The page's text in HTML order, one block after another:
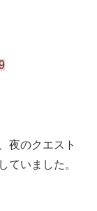
夜のクエスト
ていました。